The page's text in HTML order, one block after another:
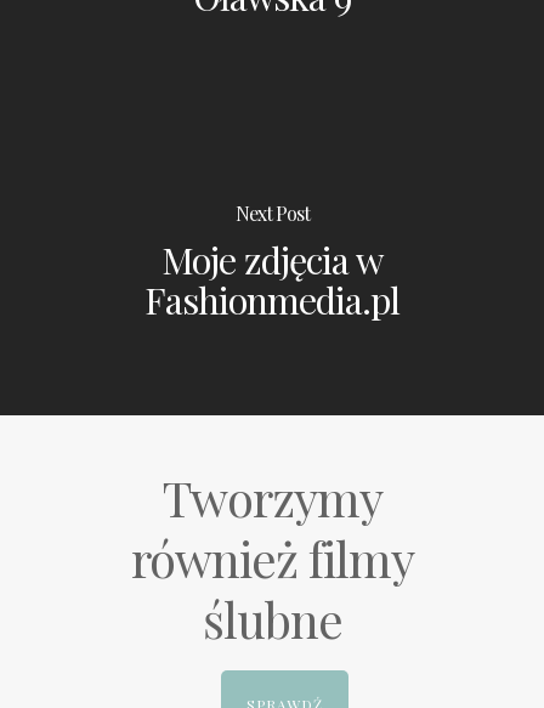
Next Post
Moje zdjęcia w
Fashionmedia.pl
Tworzymy
również filmy
ślubne